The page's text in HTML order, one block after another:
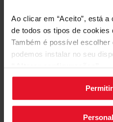
Ao clicar em “Aceito”, está
de todos os tipos de cookies
Também é possível
podemos instalar no seu
“Alterar configurações”.
As suas configurações de
qualquer momento, clicando
no canto inferior direito do
Desligar
Em muitos casos, o
do ar. Com o sistema de
Parâmetros